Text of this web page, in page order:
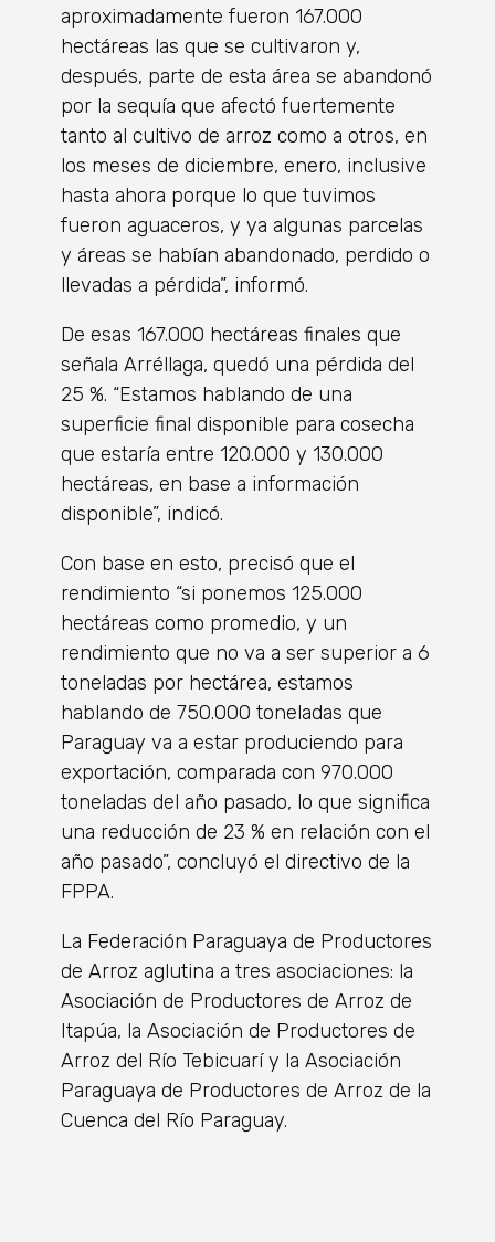
aproximadamente fueron 167.000
hectáreas las que se cultivaron y,
después, parte de esta área se abandonó
por la sequía que afectó fuertemente
tanto al cultivo de arroz como a otros, en
los meses de diciembre, enero, inclusive
hasta ahora porque lo que tuvimos
fueron aguaceros, y ya algunas parcelas
y áreas se habían abandonado, perdido o
llevadas a pérdida”, informó.
De esas 167.000 hectáreas finales que
señala Arréllaga, quedó una pérdida del
25 %. “Estamos hablando de una
superficie final disponible para cosecha
que estaría entre 120.000 y 130.000
hectáreas, en base a información
disponible”, indicó.
Con base en esto, precisó que el
rendimiento “si ponemos 125.000
hectáreas como promedio, y un
rendimiento que no va a ser superior a 6
toneladas por hectárea, estamos
hablando de 750.000 toneladas que
Paraguay va a estar produciendo para
exportación, comparada con 970.000
toneladas del año pasado, lo que significa
una reducción de 23 % en relación con el
año pasado”, concluyó el directivo de la
FPPA.
La Federación Paraguaya de Productores
de Arroz aglutina a tres asociaciones: la
Asociación de Productores de Arroz de
Itapúa, la Asociación de Productores de
Arroz del Río Tebicuarí y la Asociación
Paraguaya de Productores de Arroz de la
Cuenca del Río Paraguay.